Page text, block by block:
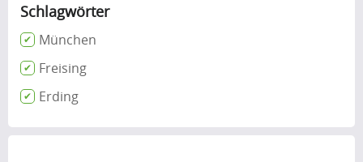
Schlagwörter
München
Freising
Erding